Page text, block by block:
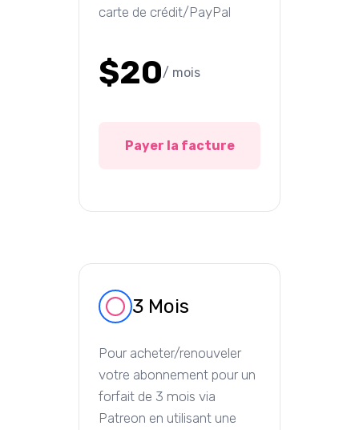
carte de crédit/PayPal
$20/ mois
Payer la facture
3 Mois
Pour acheter/renouveler
votre abonnement pour un
forfait de 3 mois via
Patreon en utilisant une